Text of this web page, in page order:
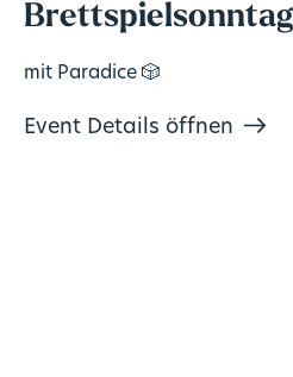
Brettspielsonntag
mit Paradice 🎲
Event Details öffnen